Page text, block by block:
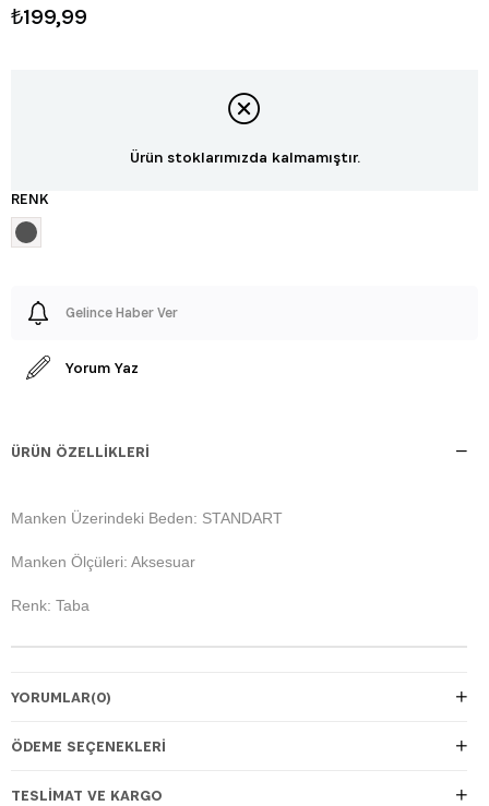
₺199,99
Ürün stoklarımızda kalmamıştır.
RENK
Gelince Haber Ver
Yorum Yaz
ÜRÜN ÖZELLIKLERI
Manken Üzerindeki Beden: STANDART
Manken Ölçüleri: Aksesuar
Renk: Taba
YORUMLAR(0)
ÖDEME SEÇENEKLERI
TESLIMAT VE KARGO